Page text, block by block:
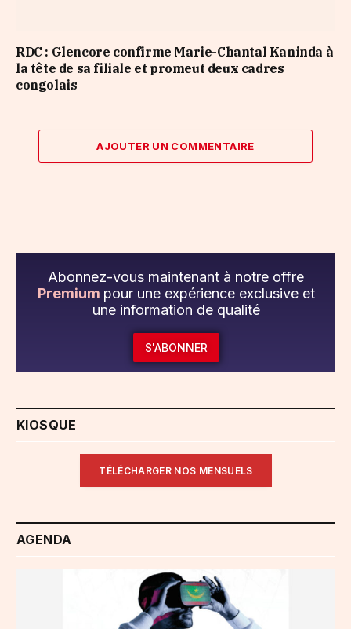
RDC : Glencore confirme Marie-Chantal Kaninda à
la tête de sa filiale et promeut deux cadres
congolais
AJOUTER UN COMMENTAIRE
Abonnez-vous maintenant à notre offre
Premium pour une expérience exclusive et
une information de qualité
S'ABONNER
KIOSQUE
TÉLÉCHARGER NOS MENSUELS
AGENDA